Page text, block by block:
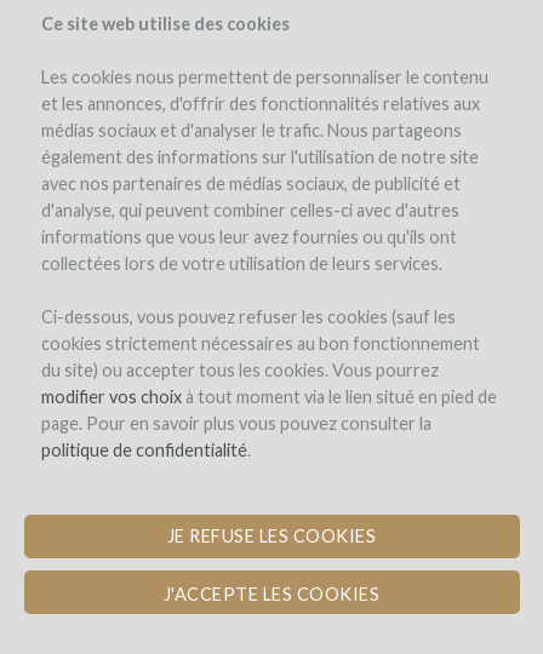
Ce site web utilise des cookies
Les cookies nous permettent de personnaliser le contenu
et les annonces, d'offrir des fonctionnalités relatives aux
médias sociaux et d'analyser le trafic. Nous partageons
également des informations sur l'utilisation de notre site
avec nos partenaires de médias sociaux, de publicité et
d'analyse, qui peuvent combiner celles-ci avec d'autres
informations que vous leur avez fournies ou qu'ils ont
collectées lors de votre utilisation de leurs services.
Ci-dessous, vous pouvez refuser les cookies (sauf les
cookies strictement nécessaires au bon fonctionnement
du site) ou accepter tous les cookies. Vous pourrez
modifier vos choixà tout moment via le lien situé en pied de
page. Pour en savoir plus vous pouvez consulter la
politique de confidentialité.
JE REFUSE LES COOKIES
J'ACCEPTE LES COOKIES
le projet le domaine détails du projet avis d'experts
les remboursements en vin
Domaine Bott
ACHAT DE MATÉRIEL VITICOLE
Publié le 09/12/2018